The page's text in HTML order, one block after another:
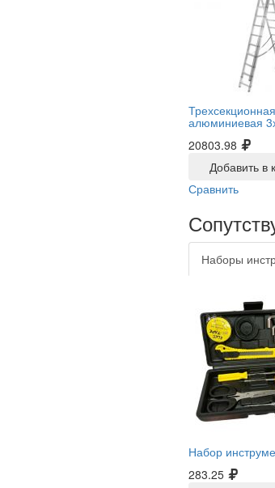
алюминиевая
20803.98
Добавить в
Сравнить
Наборы
Набор
283.25